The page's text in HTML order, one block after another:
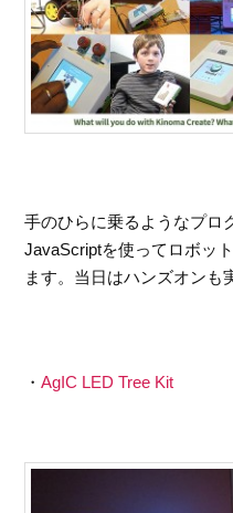
手のひらに乗るようなプロ
JavaScriptを使ってロボッ
ます。当日はハンズオンも
・AgIC LED Tree Kit